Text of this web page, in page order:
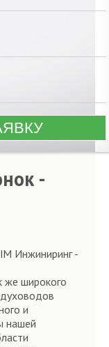
-
Инжиниринг -
же широкого
и
нашей